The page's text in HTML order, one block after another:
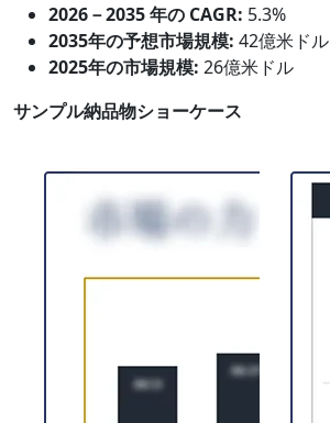
2026－2035 年の CAGR: 5.3%
2035年の予想市場規模: 42億米ドル
2025年の市場規模: 26億米ドル
サンプル納品物ショーケース